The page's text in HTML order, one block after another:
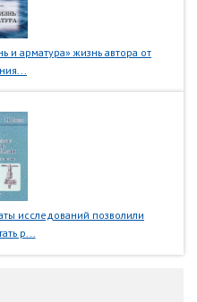
и арматура» жизнь автора от
исследований позволили
р...